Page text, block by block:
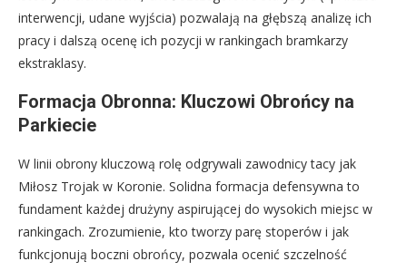
interwencji, udane wyjścia) pozwalają na głębszą analizę ich
pracy i dalszą ocenę ich pozycji w rankingach bramkarzy
ekstraklasy.
Formacja Obronna: Kluczowi Obrońcy na
Parkiecie
W linii obrony kluczową rolę odgrywali zawodnicy tacy jak
Miłosz Trojak w Koronie. Solidna formacja defensywna to
fundament każdej drużyny aspirującej do wysokich miejsc w
rankingach. Zrozumienie, kto tworzy parę stoperów i jak
funkcjonują boczni obrońcy, pozwala ocenić szczelność